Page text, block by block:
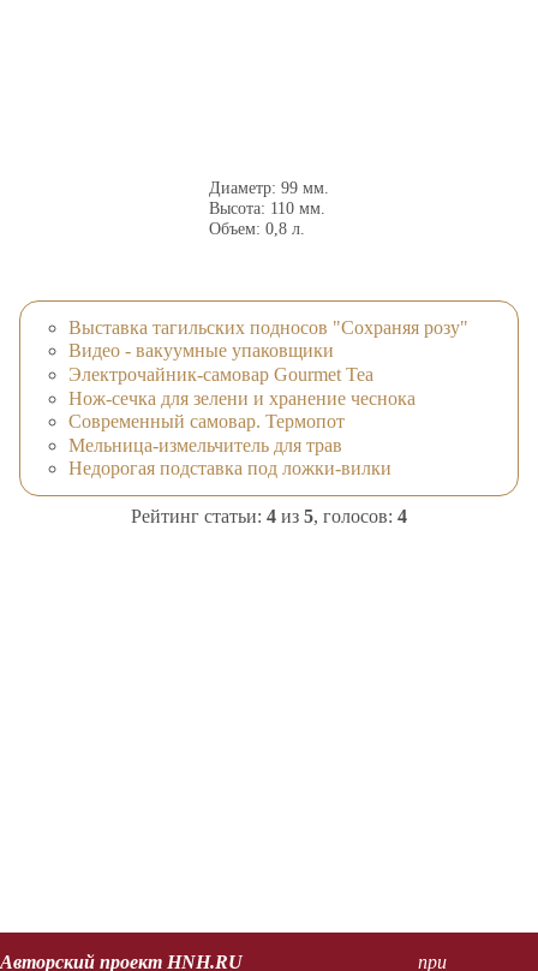
Диаметр: 99 мм.
Высота: 110 мм.
Объем: 0,8 л.
Выставка тагильских подносов "Сохраняя розу"
Видео - вакуумные упаковщики
Электрочайник-самовар Gourmet Tea
Нож-сечка для зелени и хранение чеснока
Современный самовар. Термопот
Мельница-измельчитель для трав
Недорогая подставка под ложки-вилки
Рейтинг статьи: 4 из 5, голосов: 4
Авторский проект HNH.RU при